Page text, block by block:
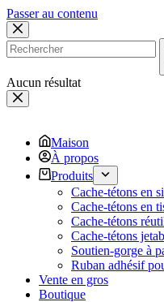
Passer au contenu
Aucun résultat
Maison
À propos
Produits
Cache-tétons en
Cache-tétons en
Cache-tétons
Cache-tétons
Soutien-gorge à
Ruban adhésif
Vente en gros
Boutique